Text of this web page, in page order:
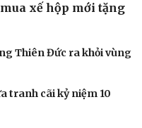
mua xế hộp mới tặng
Thiên Đức ra khỏi vùng
tranh cãi kỷ niệm 10